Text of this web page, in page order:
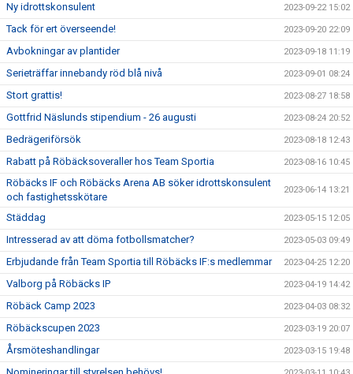
Ny idrottskonsulent 2023-09-22 15:02
Tack för ert överseende! 2023-09-20 22:09
Avbokningar av plantider 2023-09-18 11:19
Serieträffar innebandy röd blå nivå 2023-09-01 08:24
Stort grattis! 2023-08-27 18:58
Gottfrid Näslunds stipendium - 26 augusti 2023-08-24 20:52
Bedrägeriförsök 2023-08-18 12:43
Rabatt på Röbäcksoveraller hos Team Sportia 2023-08-16 10:45
Röbäcks IF och Röbäcks Arena AB söker idrottskonsulent
och fastighetsskötare
2023-06-14 13:21
Städdag 2023-05-15 12:05
Intresserad av att döma fotbollsmatcher? 2023-05-03 09:49
Erbjudande från Team Sportia till Röbäcks IF:s medlemmar 2023-04-25 12:20
Valborg på Röbäcks IP 2023-04-19 14:42
Röbäck Camp 2023 2023-04-03 08:32
Röbäckscupen 2023 2023-03-19 20:07
Årsmöteshandlingar 2023-03-15 19:48